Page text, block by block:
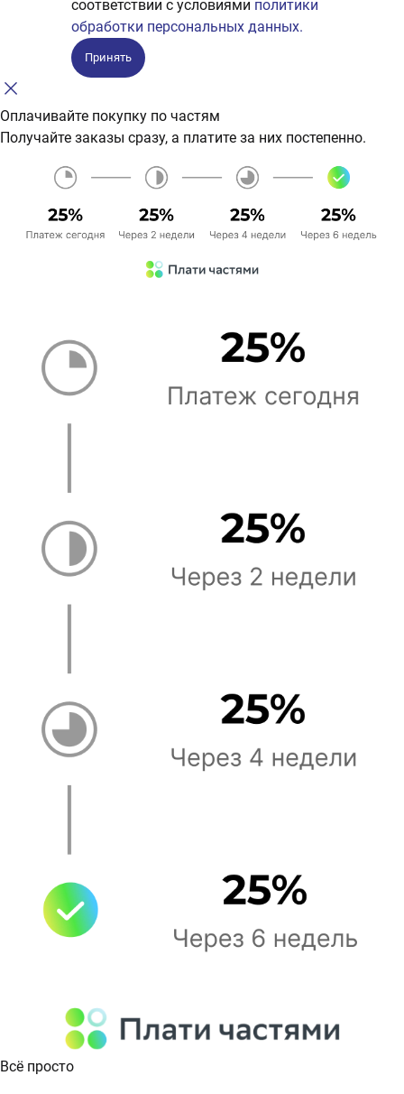
соответствии с условиями политики
обработки персональных данных.
Принять
Оплачивайте покупку по частям
Получайте заказы сразу, а платите за них постепенно.
Всё просто